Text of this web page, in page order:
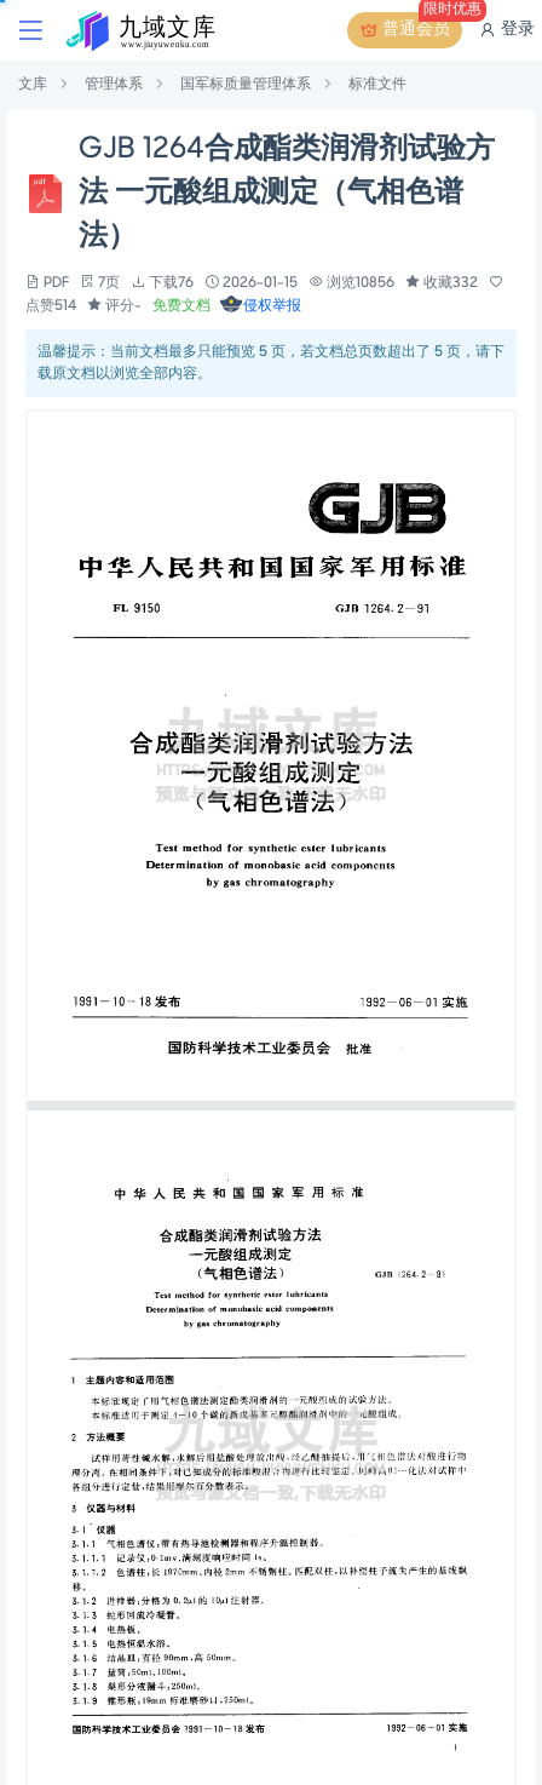
普通会员
限时优惠
登录
文库 管理体系 国军标质量管理体系 标准文件
GJB 1264合成酯类润滑剂试验方
法 一元酸组成测定（气相色谱
法）
PDF 7页 下载76 2026-01-15 浏览10856
收藏332
点赞514
评分- 免费文档 侵权举报
温馨提示：当前文档最多只能预览 5 页，若文档总页数超出了 5 页，请下
载原文档以浏览全部内容。